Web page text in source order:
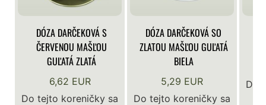
DÓZA DARČEKOVÁ S
ČERVENOU MAŠĽOU
GUĽATÁ ZLATÁ
6,62 EUR
Do tejto koreničky sa
DÓZA DARČEKOVÁ SO
ZLATOU MAŠĽOU GUĽATÁ
BIELA
5,29 EUR
Do tejto koreničky sa
Do